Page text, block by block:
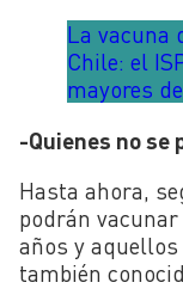
La vacuna
Chile: el
mayores
-Quienes no se
Hasta ahora,
podrán
años y
también